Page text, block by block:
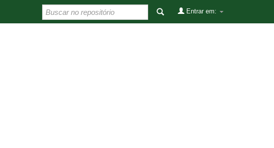
Entrar em: